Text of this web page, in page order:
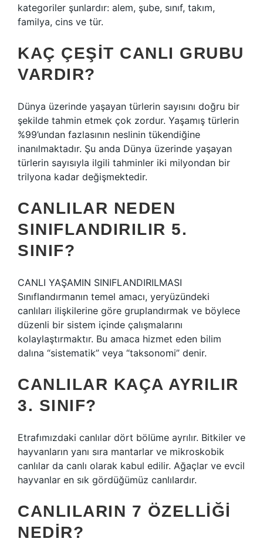
kategoriler şunlardır: alem, şube, sınıf, takım,
familya, cins ve tür.
KAÇ ÇEŞIT CANLI GRUBU
VARDIR?
Dünya üzerinde yaşayan türlerin sayısını doğru bir
şekilde tahmin etmek çok zordur. Yaşamış türlerin
%99’undan fazlasının neslinin tükendiğine
inanılmaktadır. Şu anda Dünya üzerinde yaşayan
türlerin sayısıyla ilgili tahminler iki milyondan bir
trilyona kadar değişmektedir.
CANLILAR NEDEN
SINIFLANDIRILIR 5.
SINIF?
CANLI YAŞAMIN SINIFLANDIRILMASI
Sınıflandırmanın temel amacı, yeryüzündeki
canlıları ilişkilerine göre gruplandırmak ve böylece
düzenli bir sistem içinde çalışmalarını
kolaylaştırmaktır. Bu amaca hizmet eden bilim
dalına “sistematik” veya “taksonomi” denir.
CANLILAR KAÇA AYRILIR
3. SINIF?
Etrafımızdaki canlılar dört bölüme ayrılır. Bitkiler ve
hayvanların yanı sıra mantarlar ve mikroskobik
canlılar da canlı olarak kabul edilir. Ağaçlar ve evcil
hayvanlar en sık gördüğümüz canlılardır.
CANLILARIN 7 ÖZELLIĞI
NEDIR?